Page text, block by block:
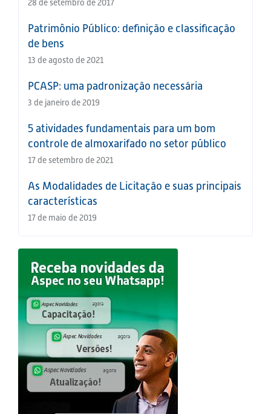
28 de setembro de 2017
Patrimônio Público: definição e classificação
de bens
13 de agosto de 2021
PCASP: uma padronização necessária
3 de janeiro de 2019
5 atividades fundamentais para um bom
controle de almoxarifado no setor público
17 de setembro de 2021
As Modalidades de Licitação e suas principais
características
17 de maio de 2019